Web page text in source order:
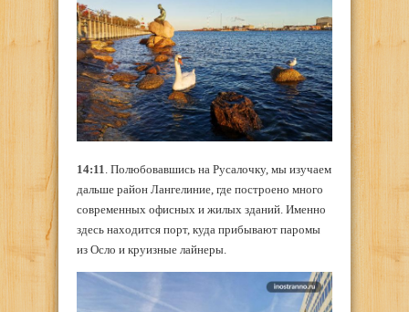
14:11. Полюбовавшись на Русалочку, мы изучаем
дальше район Лангелиние, где построено много
современных офисных и жилых зданий. Именно
здесь находится порт, куда прибывают паромы
из Осло и круизные лайнеры.